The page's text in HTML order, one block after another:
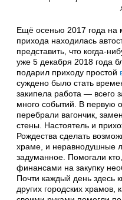
Ещё осенью 2017 года на
прихода находилась
представить, что когда-
уже 5 декабря 2018 года
подарил приходу простой
суждено было стать
закипела работа — всего
много событий. В первую
перебрали вагончик,
стены. Настоятель и
Рождества сделать
храме, и неравнодушные
задуманное. Помогали
финансами на закупку
Почти каждый день здесь
других городских храмов,